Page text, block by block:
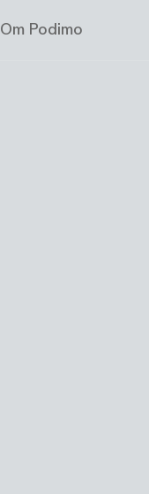
Om Podimo